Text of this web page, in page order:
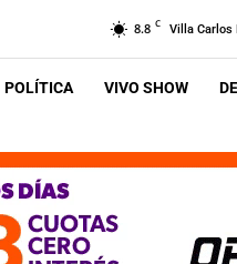
8.8 C Villa Carlos
POLÍTICA VIVO SHOW